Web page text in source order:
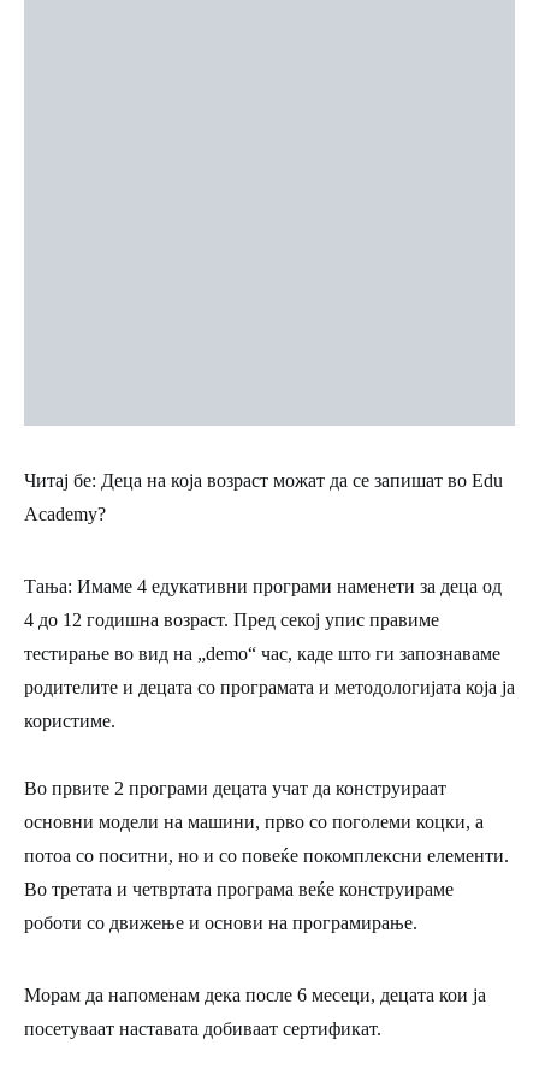
Читај бе: Деца на која возраст можат да се запишат во Edu
Academy?
Тања: Имаме 4 едукативни програми наменети за деца од
4 до 12 годишна возраст. Пред секој упис правиме
тестирање во вид на „demo“ час, каде што ги запознаваме
родителите и децата со програмата и методологијата која ја
користиме.
Во првите 2 програми децата учат да конструираат
основни модели на машини, прво со поголеми коцки, а
потоа со поситни, но и со повеќе покомплексни елементи.
Во третата и четвртата програма веќе конструираме
роботи со движење и основи на програмирање.
Морам да напоменам дека после 6 месеци, децата кои ја
посетуваат наставата добиваат сертификат.